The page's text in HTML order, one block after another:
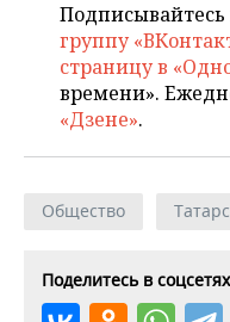
Подписывайтесь
группу
страницу в
времени».
«Дзене».
Общество
Поделитесь в соцсетях